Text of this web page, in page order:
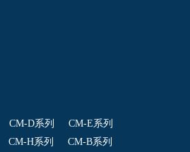
CM-D系列
CM-E系列
CM-H系列 CM-B系列